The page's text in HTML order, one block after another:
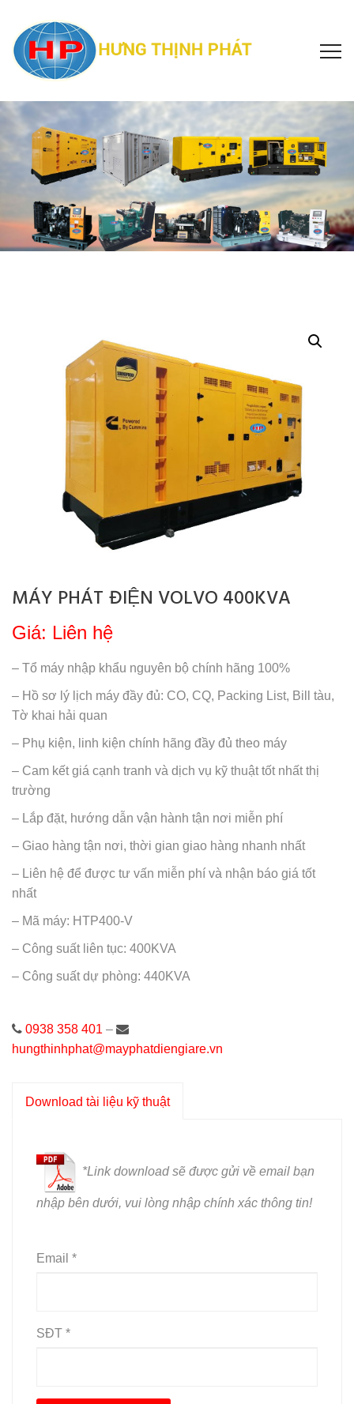
MÁY PHÁT ĐIỆN VOLVO 400KVA
Giá: Liên hệ
– Tổ máy nhập khẩu nguyên bộ chính hãng 100%
– Hồ sơ lý lịch máy đầy đủ: CO, CQ, Packing List, Bill tàu,
Tờ khai hải quan
– Phụ kiện, linh kiện chính hãng đầy đủ theo máy
– Cam kết giá cạnh tranh và dịch vụ kỹ thuật tốt nhất thị
trường
– Lắp đặt, hướng dẫn vận hành tận nơi miễn phí
– Giao hàng tận nơi, thời gian giao hàng nhanh nhất
– Liên hệ để được tư vấn miễn phí và nhận báo giá tốt
nhất
– Mã máy: HTP400-V
– Công suất liên tục: 400KVA
– Công suất dự phòng: 440KVA
0938 358 401 –
hungthinhphat@mayphatdiengiare.vn
Download tài liệu kỹ thuật
*Link download sẽ được gửi về email bạn
nhập bên dưới, vui lòng nhập chính xác thông tin!
Email *
SĐT *